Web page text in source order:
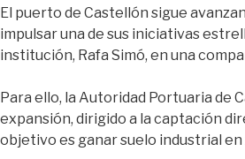
El puerto de Castellón sigue
impulsar una de sus iniciativas
institución, Rafa Simó, en una
Para ello, la Autoridad Portuaria de
expansión, dirigido a la captación
objetivo es ganar suelo industrial